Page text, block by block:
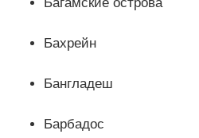
Бахрейн
Бангладеш
Барбадос